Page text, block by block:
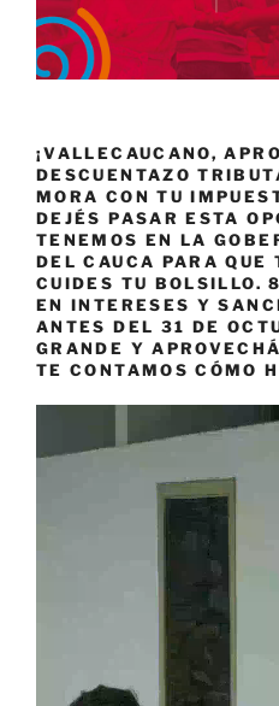
¡VALLECAUCANO,
DESCUENTAZO
MORA CON TU
DEJÉS PASAR ESTA
TENEMOS EN LA
DEL CAUCA PARA QUE
CUIDES TU BOLSILLO.
EN INTERESES Y
ANTES DEL 31 DE
GRANDE Y
TE CONTAMOS CÓMO